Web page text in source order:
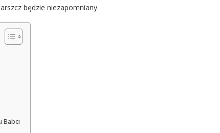
będzie niezapomniany.
Babci